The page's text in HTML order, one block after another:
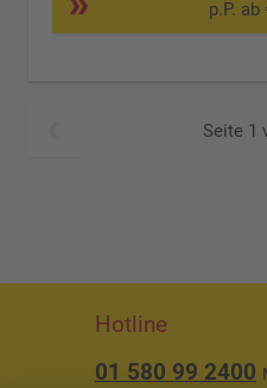
p.P. ab
Seite 1
Hotline
01 580 99 2400